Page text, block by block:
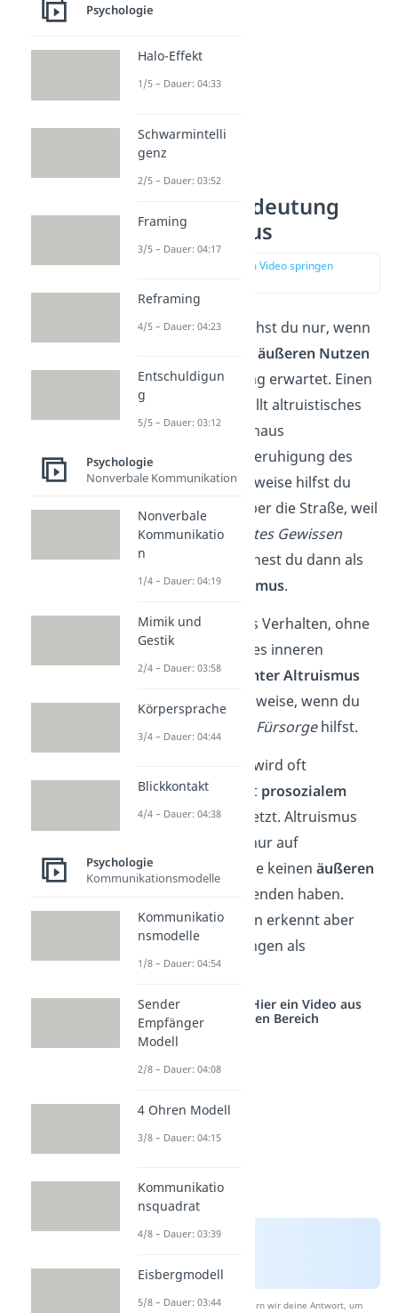
Arten und Bedeutung
von Altruismus
zur Stelle im Video springen
Von Altruismus sprichst du nur, wenn
keinen äußeren Nutzen
wie z. B. Anerkennung erwartet. Einen
inneren Nutzen
erfüllt altruistisches
Verhalten aber durchaus
manchmal, wie die Beruhigung des
Gewissens. Beispielsweise hilfst du
einer älteren Frau über die Straße, weil
du sonst einschlechtes Gewissen
hättest. Das bezeichnest du dann als
egoistischen Altruismus.
Wahrhaft selbstloses Verhalten, ohne
die Befriedigung eines inneren
Nutzens, wird als
echter Altruismus
bezeichnet. Beispielsweise, wenn du
Fürsorgehilfst.
Altruismus wird oft
fälschlicherweise mit prosozialem
Verhaltengleichgesetzt. Altruismus
bezieht sich jedoch nur auf
Verhaltensweisen, die keinen äußeren
für den Helfenden haben.
Prosoziales Verhalten erkennt aber
auch solche Handlungen als
Hilfeleistungen
Studyflix vernetzt: Hier ein Video aus
einem anderen Bereich
Nach Beantwortung speichern wir deine Antwort, um
Psychologie
Halo-Effekt
1/5 – Dauer: 04:33
Schwarmintelli
genz
2/5 – Dauer: 03:52
Framing
3/5 – Dauer: 04:17
Reframing
4/5 – Dauer: 04:23
Entschuldigun
g
5/5 – Dauer: 03:12
Psychologie
Nonverbale Kommunikation
Nonverbale
Kommunikatio
n
1/4 – Dauer: 04:19
Mimik und
Gestik
2/4 – Dauer: 03:58
Körpersprache
3/4 – Dauer: 04:44
Blickkontakt
4/4 – Dauer: 04:38
Psychologie
Kommunikationsmodelle
Kommunikatio
nsmodelle
1/8 – Dauer: 04:54
Sender
Empfänger
Modell
2/8 – Dauer: 04:08
4 Ohren Modell
3/8 – Dauer: 04:15
Kommunikatio
nsquadrat
4/8 – Dauer: 03:39
Eisbergmodell
5/8 – Dauer: 03:44